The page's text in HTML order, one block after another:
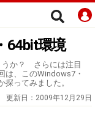
64bit環境
うか？ さらには注目
は、このWindows7・
ってみました。
更新日： 2009年12月29日